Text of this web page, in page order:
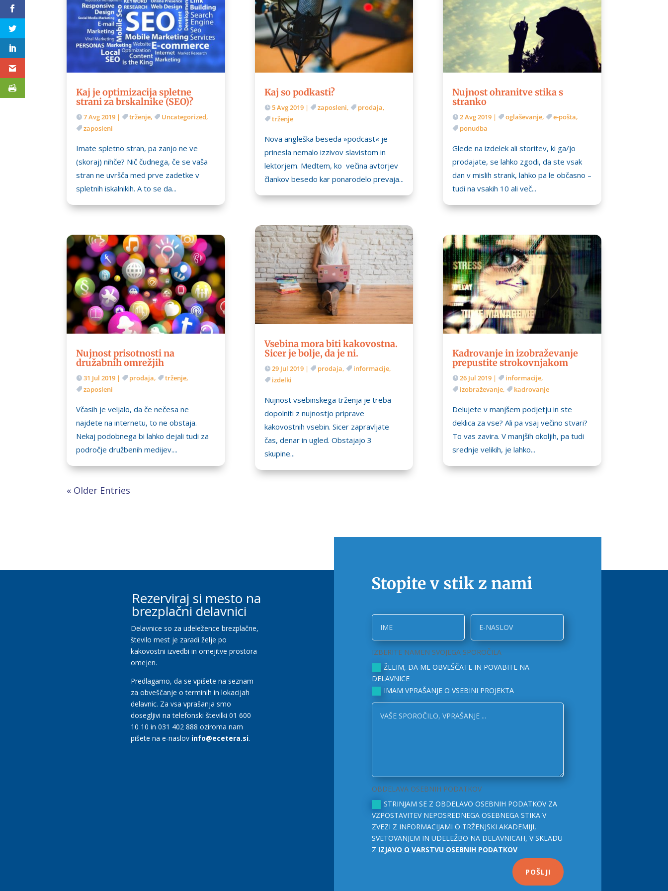
Kaj je optimizacija spletne
strani za brskalnike (SEO)?
7 Avg 2019 | trženje, Uncategorized,
zaposleni
Imate spletno stran, pa zanjo ne ve
(skoraj) nihče? Nič čudnega, če se vaša
stran ne uvršča med prve zadetke v
spletnih iskalnikih. A to se da...
Nujnost prisotnosti na
družabnih omrežjih
31 Jul 2019 | prodaja, trženje,
zaposleni
Včasih je veljalo, da če nečesa ne
najdete na internetu, to ne obstaja.
Nekaj podobnega bi lahko dejali tudi za
področje družbenih medijev....
Kaj so podkasti?
5 Avg 2019| zaposleni, prodaja,
trženje
Nova angleška beseda »podcast« je
prinesla nemalo izzivov slavistom in
lektorjem. Medtem, ko večina avtorjev
člankov besedo kar ponarodelo prevaja...
Vsebina mora biti kakovostna.
Sicer je bolje, da je ni.
29 Jul 2019| prodaja, informacije,
izdelki
Nujnost vsebinskega trženja je treba
dopolniti z nujnostjo priprave
kakovostnih vsebin. Sicer zapravljate
čas, denar in ugled. Obstajajo 3
skupine...
Nujnost ohranitve stika s
stranko
2 Avg 2019| oglaševanje, e-pošta,
ponudba
Glede na izdelek ali storitev, ki ga/jo
prodajate, se lahko zgodi, da ste vsak
dan v mislih strank, lahko pa le občasno –
tudi na vsakih 10 ali več...
Kadrovanje in izobraževanje
prepustite strokovnjakom
26 Jul 2019| informacije,
izobraževanje, kadrovanje
Delujete v manjšem podjetju in ste
deklica za vse? Ali pa vsaj večino stvari?
To vas zavira. V manjših okoljih, pa tudi
srednje velikih, je lahko...
« Older Entries
Rezerviraj si mesto na
brezplačni delavnici
Delavnice so za udeležence brezplačne,
število mest je zaradi želje po
kakovostni izvedbi in omejitve prostora
omejen.
Predlagamo, da se vpišete na seznam
za obveščanje o terminih in lokacijah
delavnic. Za vsa vprašanja smo
dosegljivi na telefonski številki 01 600
10 10 in 031 402 888 oziroma nam
pišete na e-naslov info@ecetera.si.
Stopite v stik z nami
IZBERITE NAMEN SVOJEGA SPOROČILA
ŽELIM, DA ME OBVEŠČATE IN POVABITE NA
DELAVNICE
IMAM VPRAŠANJE O VSEBINI PROJEKTA
OBDELAVA OSEBNIH PODATKOV
STRINJAM SE Z OBDELAVO OSEBNIH PODATKOV ZA
VZPOSTAVITEV NEPOSREDNEGA OSEBNEGA STIKA V
ZVEZI Z INFORMACIJAMI O TRŽENJSKI AKADEMIJI,
SVETOVANJEM IN UDELEŽBO NA DELAVNICAH, V SKLADU
Z IZJAVO O VARSTVU OSEBNIH PODATKOV
POŠLJI